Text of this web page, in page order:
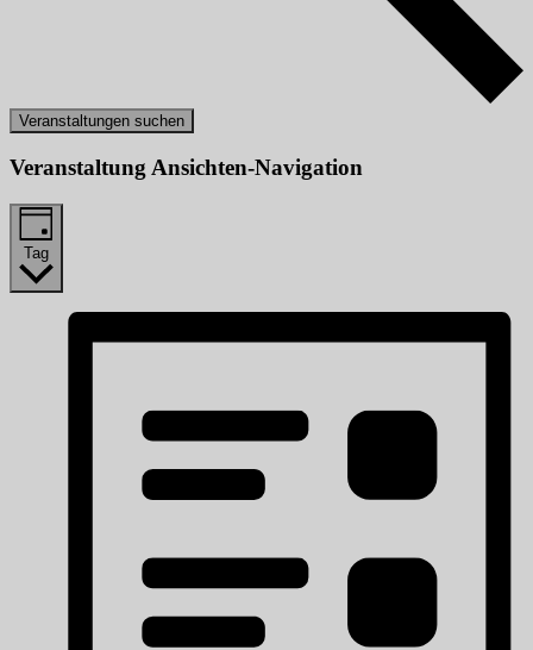
Veranstaltungen suchen
Veranstaltung Ansichten-Navigation
Tag